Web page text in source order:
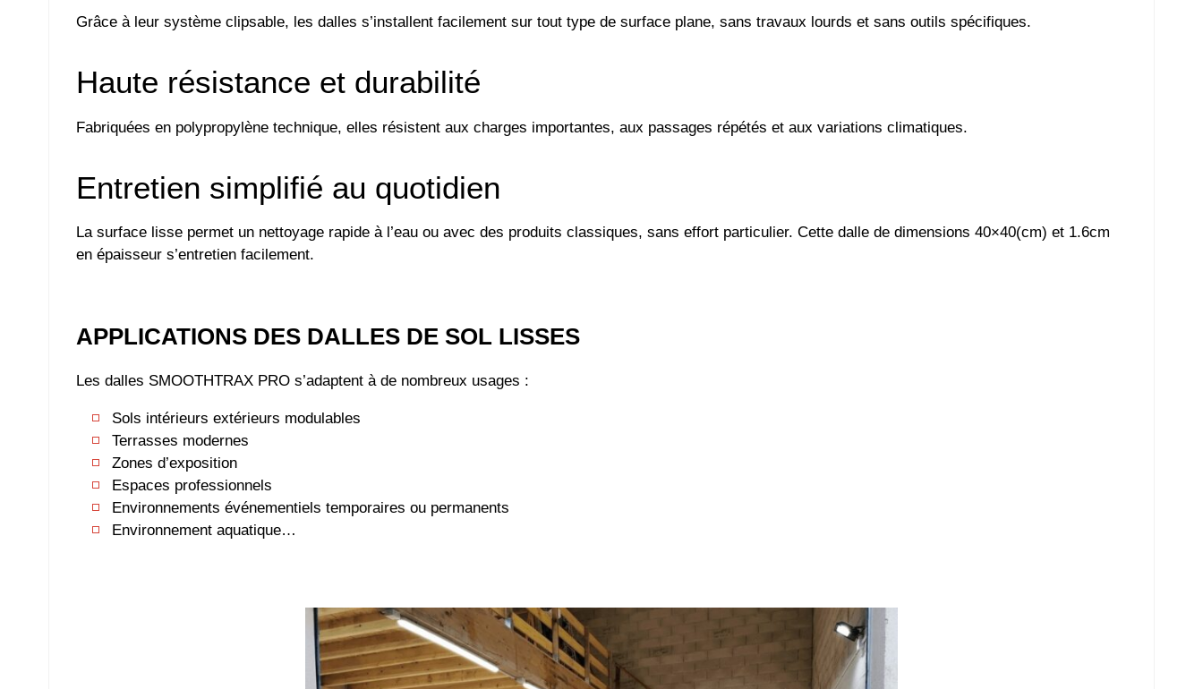
Grâce à leur système clipsable, les dalles s’installent facilement sur tout type de surface plane, sans travaux lourds et sans outils spécifiques.
Haute résistance et durabilité
Fabriquées en polypropylène technique, elles résistent aux charges importantes, aux passages répétés et aux variations climatiques.
Entretien simplifié au quotidien
La surface lisse permet un nettoyage rapide à l’eau ou avec des produits classiques, sans effort particulier. Cette dalle de dimensions 40×40(cm) et 1.6cm
en épaisseur s’entretien facilement.
APPLICATIONS DES DALLES DE SOL LISSES
Les dalles SMOOTHTRAX PRO s’adaptent à de nombreux usages :
Sols intérieurs extérieurs modulables
Terrasses modernes
Zones d’exposition
Espaces professionnels
Environnements événementiels temporaires ou permanents
Environnement aquatique…